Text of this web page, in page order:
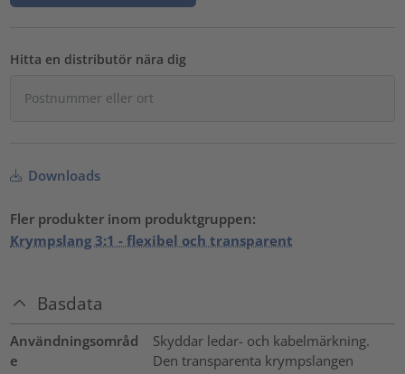
Hitta en distributör nära dig
Downloads
Fler produkter inom produktgruppen:
Krympslang 3:1 - flexibel och transparent
Basdata
Användningsområd
e
Skyddar ledar- och kabelmärkning.
Den transparenta krympslangen